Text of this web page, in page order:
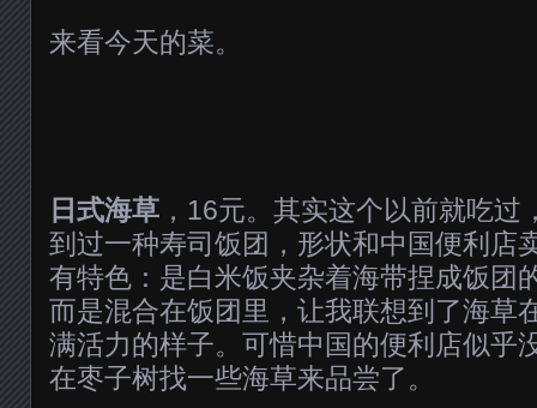
来看今天的菜。
日式海草 ，16元。其实这个以前就吃
到过一种寿司饭团，形状和中国便利店
有特色：是白米饭夹杂着海带捏成饭团
而是混合在饭团里，让我联想到了海草
满活力的样子。可惜中国的便利店似乎
在枣子树找一些海草来品尝了。